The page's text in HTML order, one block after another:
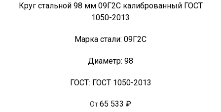
Круг стальной 98 мм 09Г2С калиброванный ГОСТ
1050-2013
Марка стали: 09Г2С
Диаметр: 98
ГОСТ: ГОСТ 1050-2013
От65 533 ₽